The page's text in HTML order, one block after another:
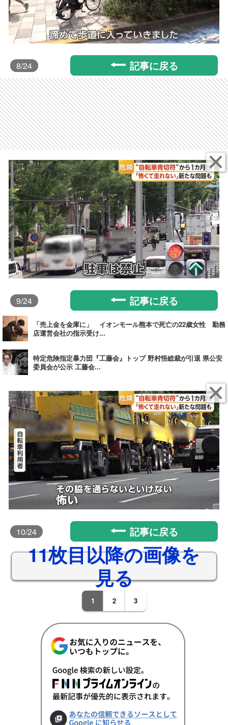
8/24 記事に戻る
9/24 記事に戻る
「売上金を金庫に」 イオンモール熊本で死亡の22歳女性 勤務
店運営会社の指示受け...
特定危険指定暴力団『工藤会』トップ 野村悟総裁が引退 県公安
委員会が公示 工藤会...
10/24 記事に戻る
11枚目以降の画像を
見る
1 2 3